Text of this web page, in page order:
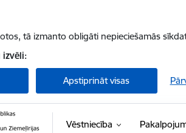
tā izmanto obligāti nepieciešamās
izvēli:
Apstiprināt visas
Vēstniecība